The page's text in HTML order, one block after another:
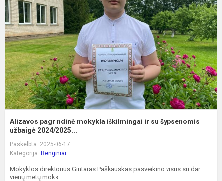
Alizavos pagrindinė mokykla iškilmingai ir su šypsenomis
užbaigė 2024/2025...
Paskelbta: 2025-06-17
Kategorija: Renginiai
Mokyklos direktorius Gintaras Paškauskas pasveikino visus su dar
vienų metų moks...